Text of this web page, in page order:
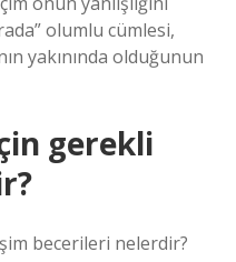
olumlu cümlesi,
yakınında olduğunun
gerekli
becerileri nelerdir?